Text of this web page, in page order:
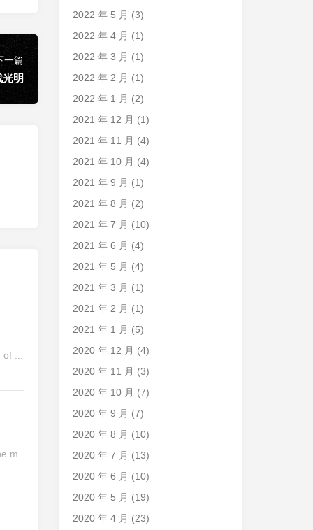
一篇
明
m
2022 年 5 月 (3)
2022 年 4 月 (1)
2022 年 3 月 (1)
2022 年 2 月 (1)
2022 年 1 月 (2)
2021 年 12 月 (1)
2021 年 11 月 (4)
2021 年 10 月 (4)
2021 年 9 月 (1)
2021 年 8 月 (2)
2021 年 7 月 (10)
2021 年 6 月 (4)
2021 年 5 月 (4)
2021 年 3 月 (1)
2021 年 2 月 (1)
2021 年 1 月 (5)
2020 年 12 月 (4)
2020 年 11 月 (3)
2020 年 10 月 (7)
2020 年 9 月 (7)
2020 年 8 月 (10)
2020 年 7 月 (13)
2020 年 6 月 (10)
2020 年 5 月 (19)
2020 年 4 月 (23)